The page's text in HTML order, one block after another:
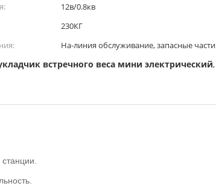
12в/0.8кв
230КГ
На-линия обслуживание, запасные части
встречного веса мини электрический,